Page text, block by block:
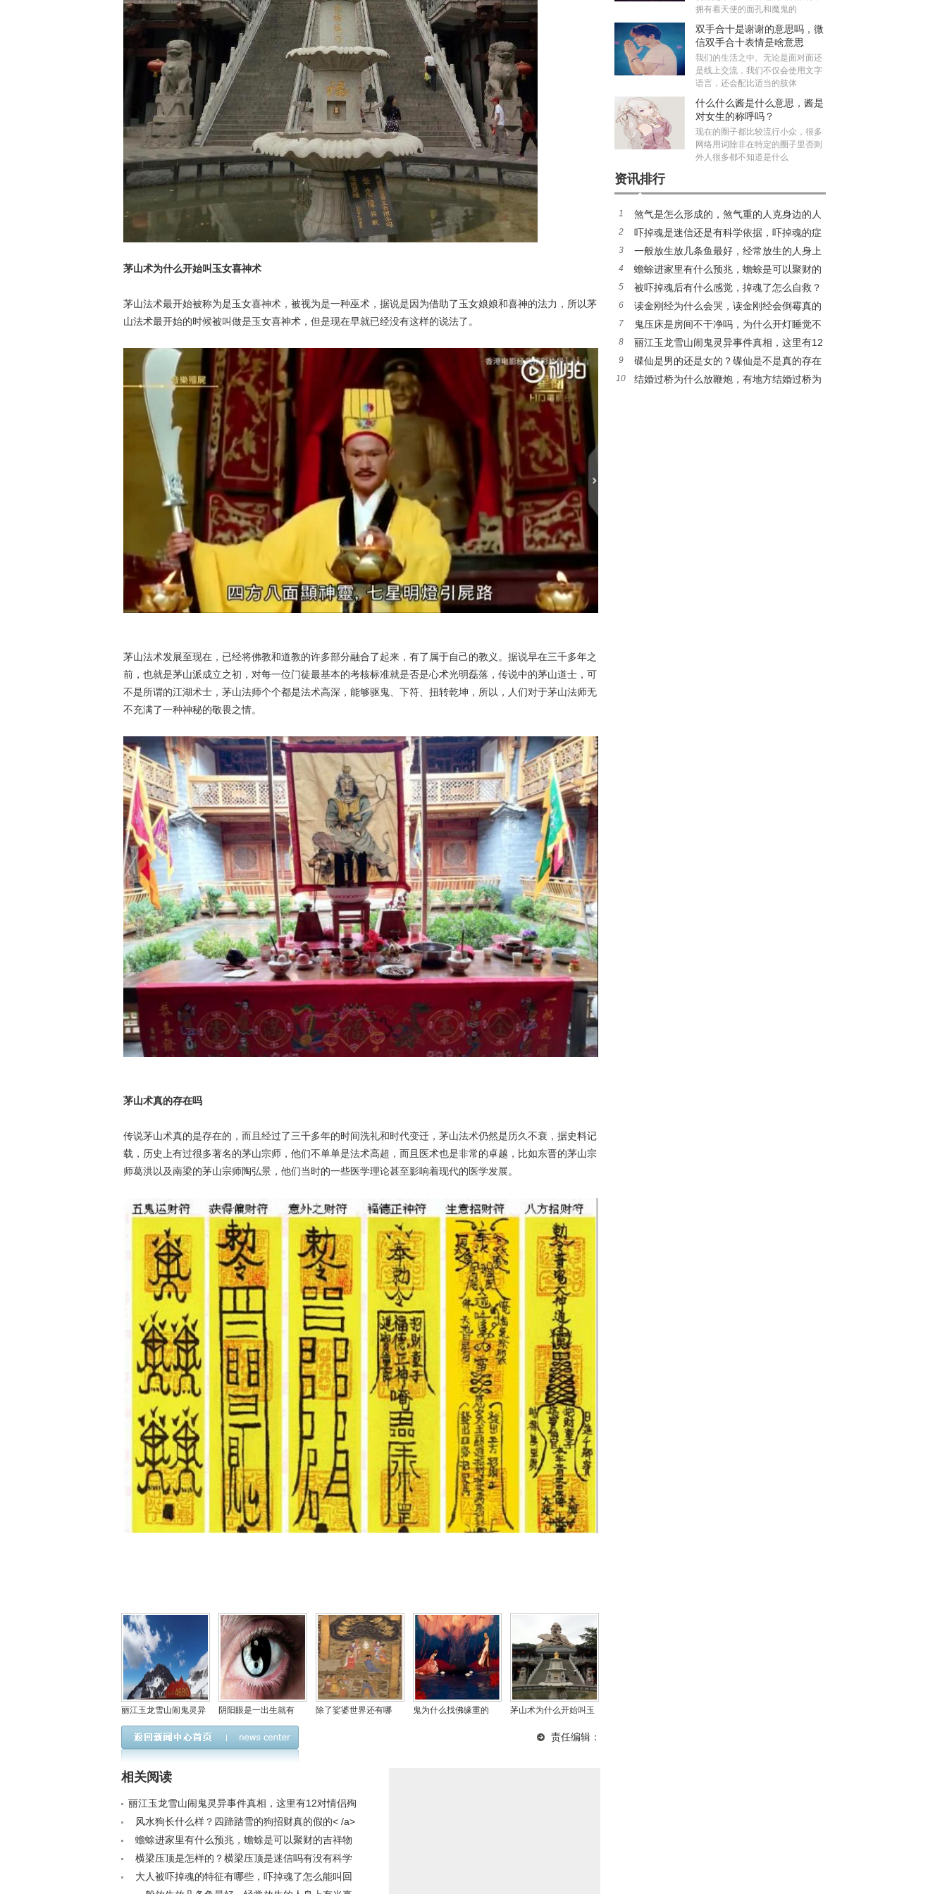
茅山术为什么开始叫玉女喜神术
茅山法术最开始被称为是玉女喜神术，被视为是一种巫术，据说是因为借助了玉女娘娘和喜神的法力，所以茅
山法术最开始的时候被叫做是玉女喜神术，但是现在早就已经没有这样的说法了。
茅山法术发展至现在，已经将佛教和道教的许多部分融合了起来，有了属于自己的教义。据说早在三千多年之
前，也就是茅山派成立之初，对每一位门徒最基本的考核标准就是否是心术光明磊落，传说中的茅山道士，可
不是所谓的江湖术士，茅山法师个个都是法术高深，能够驱鬼、下符、扭转乾坤，所以，人们对于茅山法师无
不充满了一种神秘的敬畏之情。
茅山术真的存在吗
传说茅山术真的是存在的，而且经过了三千多年的时间洗礼和时代变迁，茅山法术仍然是历久不衰，据史料记
载，历史上有过很多著名的茅山宗师，他们不单单是法术高超，而且医术也是非常的卓越，比如东晋的茅山宗
师葛洪以及南梁的茅山宗师陶弘景，他们当时的一些医学理论甚至影响着现代的医学发展。
丽江玉龙雪山闹鬼灵异
事件真相，这里有12对
情侣殉情真假？
阴阳眼是一出生就有
吗，阴阳眼是不是一种
除了娑婆世界还有哪
鬼为什么找佛缘重的
茅山术为什么开始叫玉
责任编辑：
相关阅读
丽江玉龙雪山闹鬼灵异事件真相，这里有12对情侣殉
情真假？< /a>
风水狗长什么样？四蹄踏雪的狗招财真的假的< /a>
蟾蜍进家里有什么预兆，蟾蜍是可以聚财的吉祥物
吗？< /a>
横梁压顶是怎样的？横梁压顶是迷信吗有没有科学
依据< /a>
大人被吓掉魂的特征有哪些，吓掉魂了怎么能叫回
拥有着天使的面孔和魔鬼的
双手合十是谢谢的意思吗，微
信双手合十表情是啥意思
我们的生活之中。无论是面对面还
是线上交流，我们不仅会使用文字
语言，还会配比适当的肢体
什么什么酱是什么意思，酱是
对女生的称呼吗？
现在的圈子都比较流行小众，很多
网络用词除非在特定的圈子里否则
外人很多都不知道是什么
资讯排行
1
煞气是怎么形成的，煞气重的人克身边的人
真假？
2
吓掉魂是迷信还是有科学依据，吓掉魂的症
状有哪些？
3
一般放生放几条鱼最好，经常放生的人身上
有光真的吗？
4
蟾蜍进家里有什么预兆，蟾蜍是可以聚财的
吉祥物吗？
5 被吓掉魂后有什么感觉，掉魂了怎么自救？
6
读金刚经为什么会哭，读金刚经会倒霉真的
假的？
7
鬼压床是房间不干净吗，为什么开灯睡觉不
会鬼压床？
8
丽江玉龙雪山闹鬼灵异事件真相，这里有12
对情侣殉情真假？
9 碟仙是男的还是女的？碟仙是不是真的存在
10
结婚过桥为什么放鞭炮，有地方结婚过桥为